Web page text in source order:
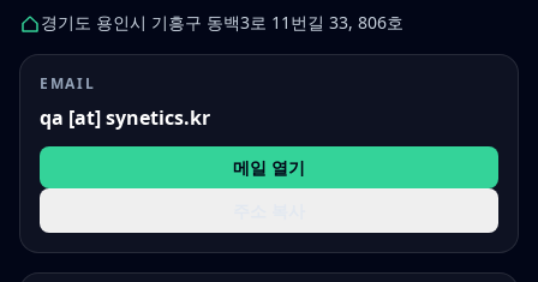
경기도 용인시 기흥구 동백3로 11번길 33, 806호
EMAIL
qa [at] synetics.kr
메일 열기